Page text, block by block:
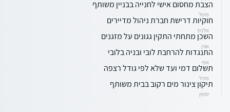
הצבת מחסום אישי לחנייה בבניין משותף
מיטל
חוקיות דרישת חברת ניהול מדיירים
אלכס
השכן מתחתי התקין גגונים על מזגנים
אורן
התנגדות להרחבת לובי ובניה בלובי
אפי
תשלום דמי ועד שלא לפי גודל רצפה
מיכל
תיקון צינור מים רקוב בבית משותף
יסמין